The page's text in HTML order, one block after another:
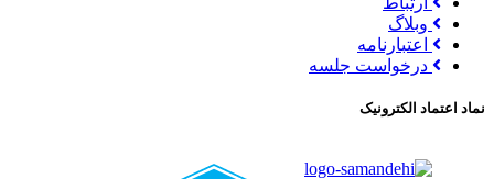
وبلاگ
اعتبارنامه
درخواست جلسه
نماد اعتماد الکترونیک